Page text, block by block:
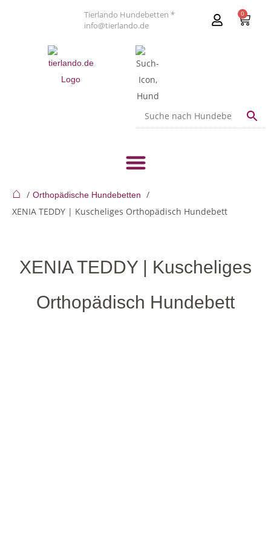
Tierlando Hundebetten *
info@tierlando.de
0
⌂ Orthopädische Hundebetten
XENIA TEDDY | Kuscheliges Orthopädisch Hundebett
XENIA TEDDY | Kuscheliges
Orthopädisch Hundebett